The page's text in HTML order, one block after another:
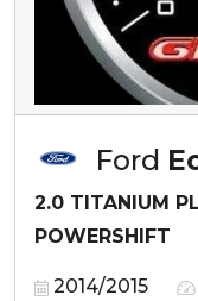
Ford
2.0 TITANIUM
POWERSHIFT
2014/2015